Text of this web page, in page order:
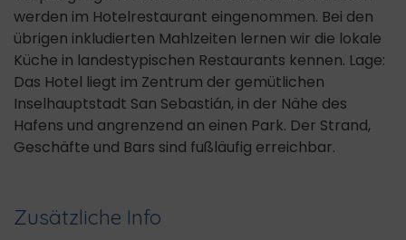
werden im Hotelrestaurant eingenommen. Bei den
übrigen inkludierten Mahlzeiten lernen wir die lokale
Küche in landestypischen Restaurants kennen. Lage:
Das Hotel liegt im Zentrum der gemütlichen
Inselhauptstadt San Sebastián, in der Nähe des
Hafens und angrenzend an einen Park. Der Strand,
Geschäfte und Bars sind fußläufig erreichbar.
Zusätzliche Info